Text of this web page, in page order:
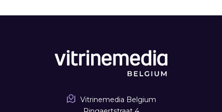
Vitrinemedia Belgium